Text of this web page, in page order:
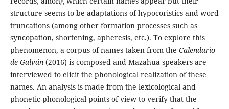
structure seems to be adaptations of hypocoristics and word
truncations (among other formation processes such as
syncopation, shortening, apheresis, etc.). To explore this
phenomenon, a corpus of names taken from the Calendario
de Galván (2016) is composed and Mazahua speakers are
interviewed to elicit the phonological realization of these
names. An analysis is made from the lexicological and
phonetic-phonological points of view to verify that the